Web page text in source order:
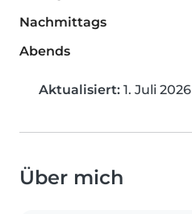
Nachmittags
Abends
Aktualisiert: 1. Juli 2026
Über mich